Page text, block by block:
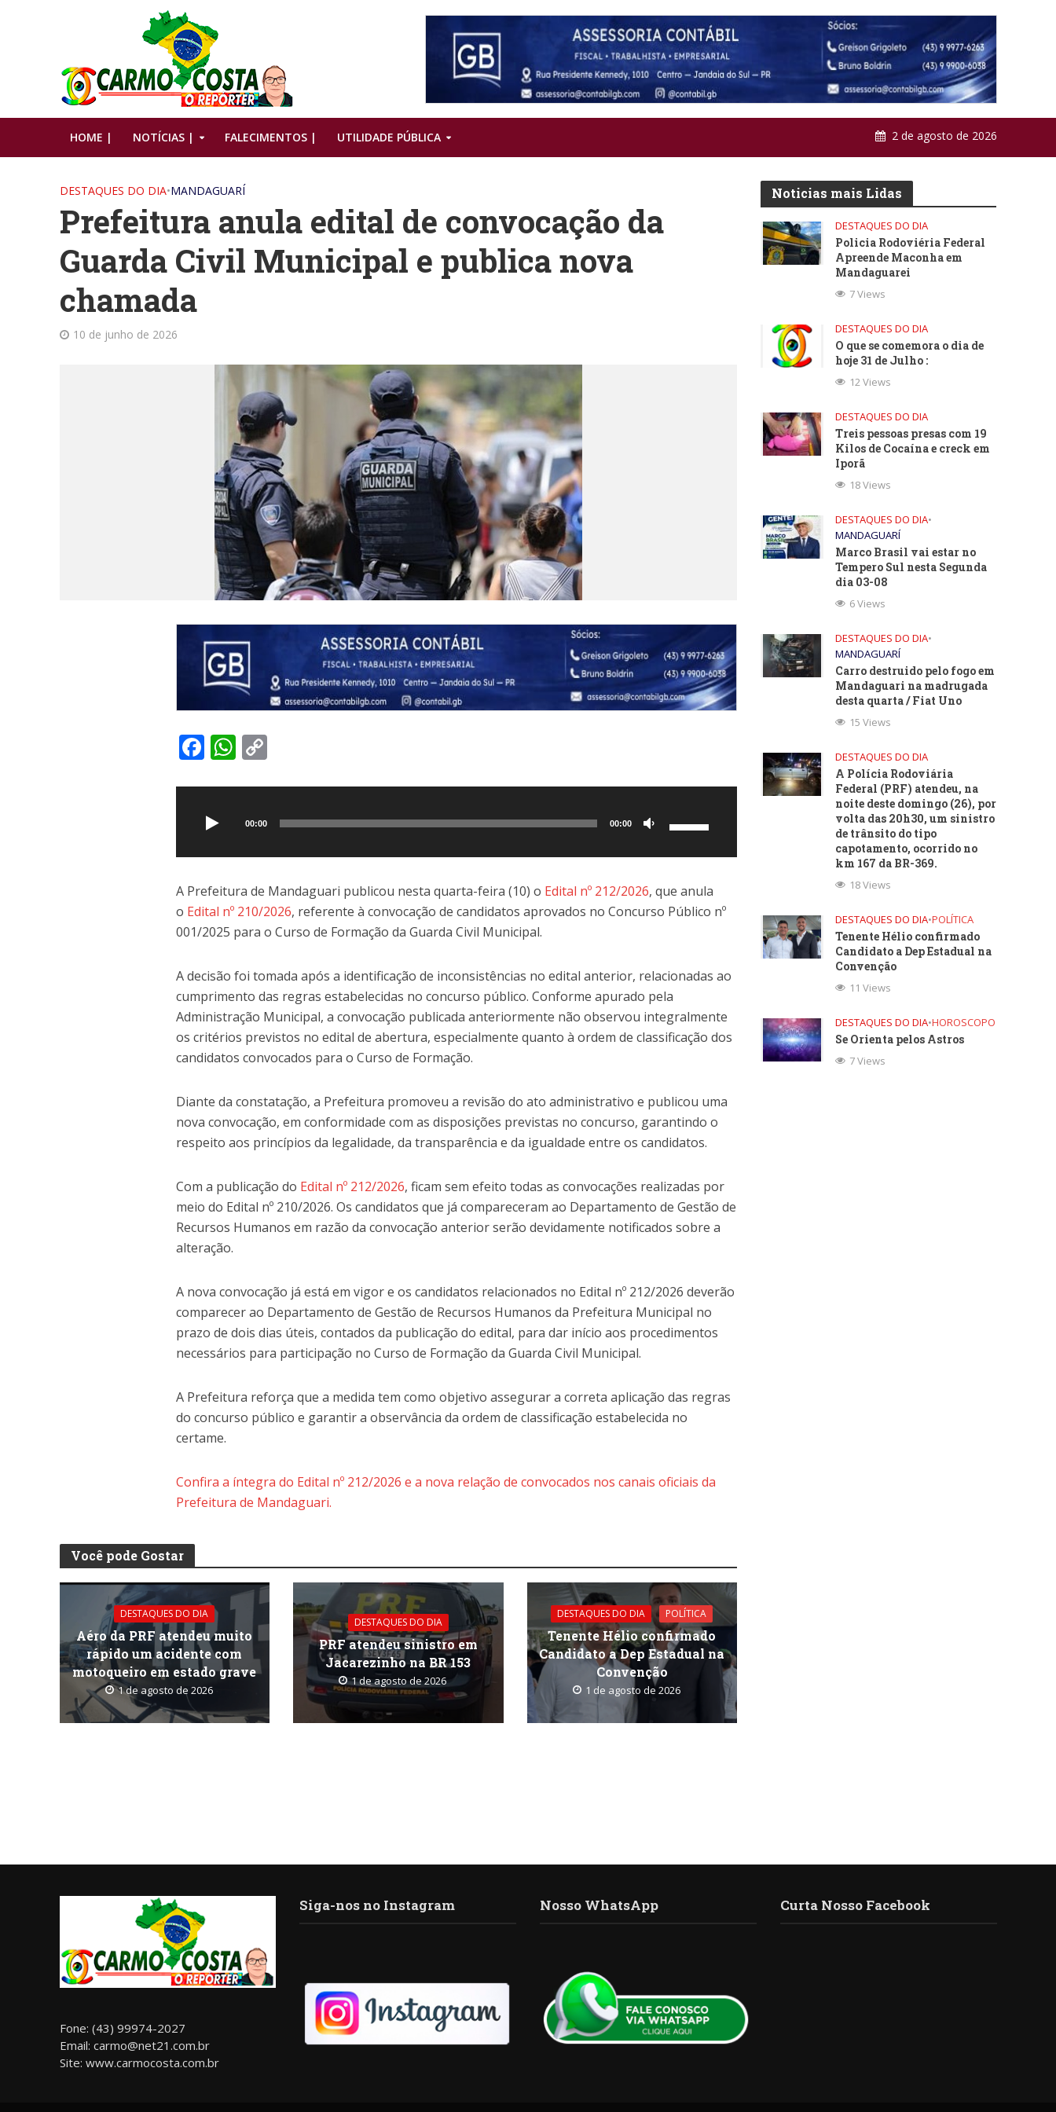
HOME | NOTÍCIAS | FALECIMENTOS | UTILIDADE PÚBLICA 2 de agosto de 2026
DESTAQUES DO DIA•MANDAGUARÍ
Prefeitura anula edital de convocação da
Guarda Civil Municipal e publica nova
chamada
10 de junho de 2026
F
e
b
k
W
at
s
p
p
y
k
Tocador
áudio
00:00 00:00
setas
para
aumentar
ou
diminuir
A Prefeitura de Mandaguari publicou nesta quarta-feira (10) o Edital nº 212/2026, que anula
o Edital nº 210/2026, referente à convocação de candidatos aprovados no Concurso Público nº
001/2025 para o Curso de Formação da Guarda Civil Municipal.
A decisão foi tomada após a identificação de inconsistências no edital anterior, relacionadas ao
cumprimento das regras estabelecidas no concurso público. Conforme apurado pela
Administração Municipal, a convocação publicada anteriormente não observou integralmente
os critérios previstos no edital de abertura, especialmente quanto à ordem de classificação dos
candidatos convocados para o Curso de Formação.
Diante da constatação, a Prefeitura promoveu a revisão do ato administrativo e publicou uma
nova convocação, em conformidade com as disposições previstas no concurso, garantindo o
respeito aos princípios da legalidade, da transparência e da igualdade entre os candidatos.
Com a publicação do Edital nº 212/2026, ficam sem efeito todas as convocações realizadas por
meio do Edital nº 210/2026. Os candidatos que já compareceram ao Departamento de Gestão de
Recursos Humanos em razão da convocação anterior serão devidamente notificados sobre a
alteração.
A nova convocação já está em vigor e os candidatos relacionados no Edital nº 212/2026 deverão
comparecer ao Departamento de Gestão de Recursos Humanos da Prefeitura Municipal no
prazo de dois dias úteis, contados da publicação do edital, para dar início aos procedimentos
necessários para participação no Curso de Formação da Guarda Civil Municipal.
A Prefeitura reforça que a medida tem como objetivo assegurar a correta aplicação das regras
do concurso público e garantir a observância da ordem de classificação estabelecida no
certame.
Confira a íntegra do Edital nº 212/2026 e a nova relação de convocados nos canais oficiais da
Prefeitura de Mandaguari.
Você pode Gostar
DESTAQUES DO DIA
Aéro da PRF atendeu muito
rápido um acidente com
motoqueiro em estado grave
1 de agosto de 2026
DESTAQUES DO DIA
PRF atendeu sinistro em
Jacarezinho na BR 153
1 de agosto de 2026
DESTAQUES DO DIA POLÍTICA
Tenente Hélio confirmado
Candidato a Dep Estadual na
Convenção
1 de agosto de 2026
Noticias mais Lidas
DESTAQUES DO DIA
Policia Rodoviéria Federal
Apreende Maconha em
Mandaguarei
7 Views
DESTAQUES DO DIA
O que se comemora o dia de
hoje 31 de Julho :
12 Views
DESTAQUES DO DIA
Treis pessoas presas com 19
Kilos de Cocaína e creck em
Iporã
18 Views
DESTAQUES DO DIA•
MANDAGUARÍ
Marco Brasil vai estar no
Tempero Sul nesta Segunda
dia 03-08
6 Views
DESTAQUES DO DIA•
MANDAGUARÍ
Carro destruido pelo fogo em
Mandaguari na madrugada
desta quarta / Fiat Uno
15 Views
DESTAQUES DO DIA
A Polícia Rodoviária
Federal (PRF) atendeu, na
noite deste domingo (26), por
volta das 20h30, um sinistro
de trânsito do tipo
capotamento, ocorrido no
km 167 da BR-369.
18 Views
DESTAQUES DO DIA•POLÍTICA
Tenente Hélio confirmado
Candidato a Dep Estadual na
Convenção
11 Views
DESTAQUES DO DIA•HOROSCOPO
Se Orienta pelos Astros
7 Views
Fone: (43) 99974-2027
Email: carmo@net21.com.br
Site: www.carmocosta.com.br
Siga-nos no Instagram Nosso WhatsApp Curta Nosso Facebook